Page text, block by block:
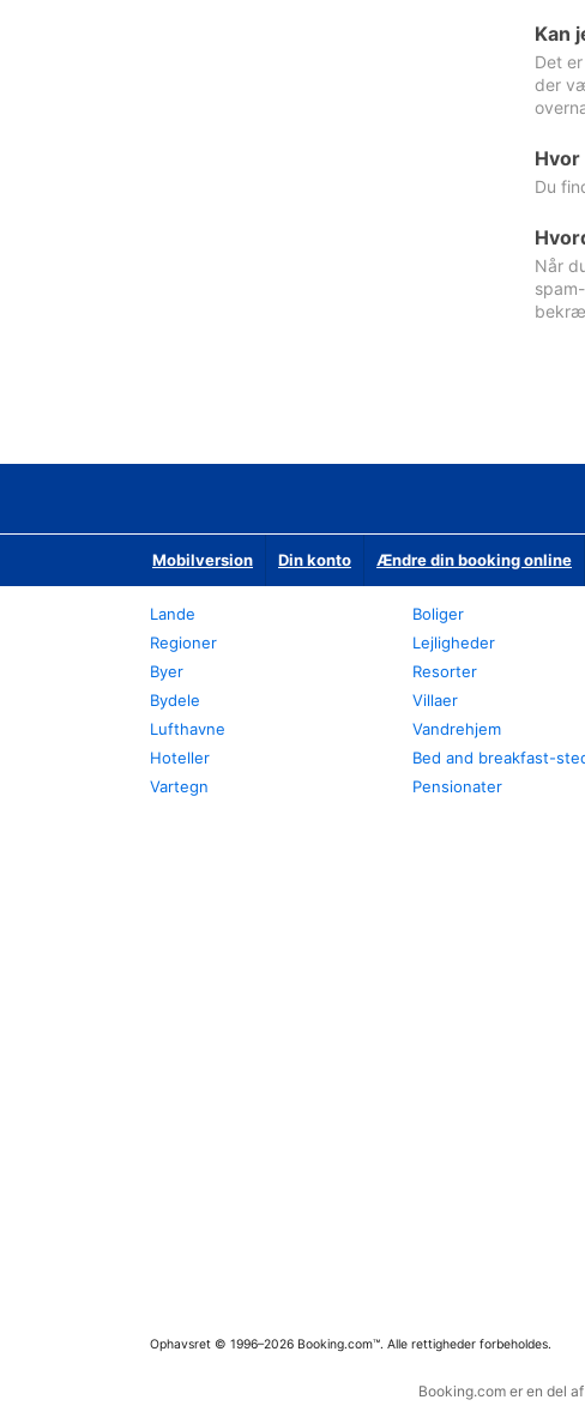
Kan
Det
der
Du
Når
Mobilversion Din konto Ændre din booking online
Lande
Regioner
Byer
Bydele
Lufthavne
Hoteller
Vartegn
Boliger
Lejligheder
Resorter
Villaer
Vandrehjem
Bed and breakfast-
Pensionater
Ophavsret © 1996–2026 Booking.com™. Alle rettigheder forbeholdes.
Booking.com er en del